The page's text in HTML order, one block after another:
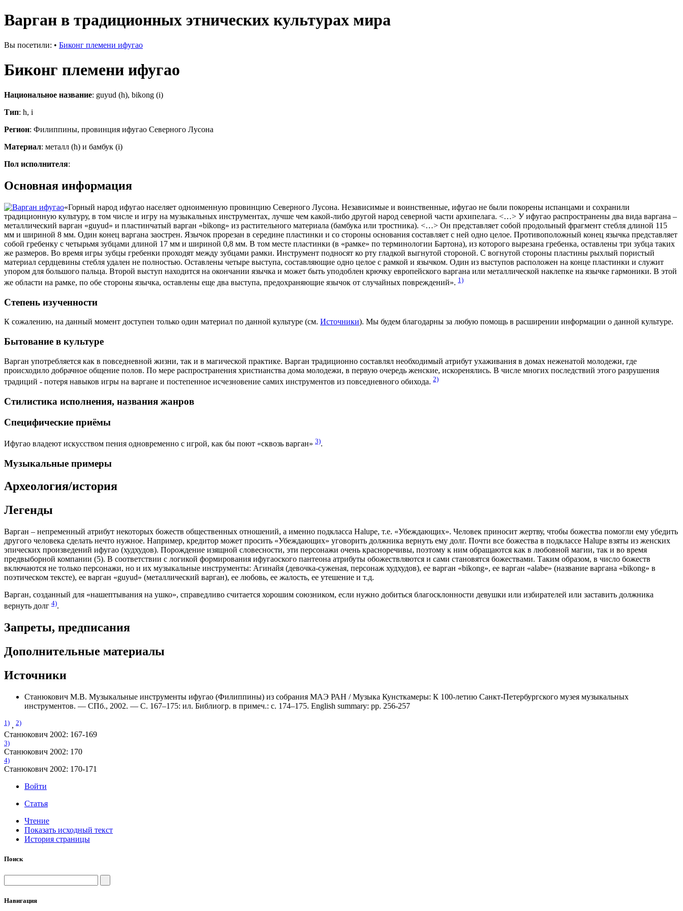
Варган в традиционных этнических культурах мира
Вы посетили: • Биконг племени ифугао
Биконг племени ифугао
Национальное название: guyud (h), bikong (i)
Тип: h, i
Регион: Филиппины, провинция ифугао Северного Лусона
Материал: металл (h) и бамбук (i)
Пол исполнителя:
Основная информация
«Горный народ ифугао населяет одноименную провинцию Северного Лусона. Независимые и воинственные, ифугао не были покорены испанцами и сохранили
традиционную культуру, в том числе и игру на музыкальных инструментах, лучше чем какой-либо другой народ северной части архипелага. <…> У ифугао распространены два вида варгана –
металлический варган «guyud» и пластинчатый варган «bikong» из растительного материала (бамбука или тростника). <…> Он представляет собой продольный фрагмент стебля длиной 115
мм и шириной 8 мм. Один конец варгана заострен. Язычок прорезан в середине пластинки и со стороны основания составляет с ней одно целое. Противоположный конец язычка представляет
собой гребенку с четырьмя зубцами длиной 17 мм и шириной 0,8 мм. В том месте пластинки (в «рамке» по терминологии Бартона), из которого вырезана гребенка, оставлены три зубца таких
же размеров. Во время игры зубцы гребенки проходят между зубцами рамки. Инструмент подносят ко рту гладкой выгнутой стороной. С вогнутой стороны пластины рыхлый пористый
материал сердцевины стебля удален не полностью. Оставлены четыре выступа, составляющие одно целое с рамкой и язычком. Один из выступов расположен на конце пластинки и служит
упором для большого пальца. Второй выступ находится на окончании язычка и может быть уподоблен крючку европейского варгана или металлической наклепке на язычке гармоники. В этой
же области на рамке, по обе стороны язычка, оставлены еще два выступа, предохраняющие язычок от случайных повреждений». 1)
Степень изученности
К сожалению, на данный момент доступен только один материал по данной культуре (см. Источники). Мы будем благодарны за любую помощь в расширении информации о данной культуре.
Бытование в культуре
Варган употребляется как в повседневной жизни, так и в магической практике. Варган традиционно составлял необходимый атрибут ухаживания в домах неженатой молодежи, где
происходило добрачное общение полов. По мере распространения христианства дома молодежи, в первую очередь женские, искоренялись. В числе многих последствий этого разрушения
традиций - потеря навыков игры на варгане и постепенное исчезновение самих инструментов из повседневного обихода. 2)
Стилистика исполнения, названия жанров
Специфические приёмы
Ифугао владеют искусством пения одновременно с игрой, как бы поют «сквозь варган» 3).
Музыкальные примеры
Археология/история
Легенды
Варган – непременный атрибут некоторых божеств общественных отношений, а именно подкласса Halupe, т.е. «Убеждающих». Человек приносит жертву, чтобы божества помогли ему убедить
другого человека сделать нечто нужное. Например, кредитор может просить «Убеждающих» уговорить должника вернуть ему долг. Почти все божества в подклассе Halupe взяты из женских
эпических произведений ифугао (худхудов). Порождение изящной словесности, эти персонажи очень красноречивы, поэтому к ним обращаются как в любовной магии, так и во время
предвыборной компании (5). В соответствии с логикой формирования ифугаоского пантеона атрибуты обожествляются и сами становятся божествами. Таким образом, в число божеств
включаются не только персонажи, но и их музыкальные инструменты: Агинайя (девочка-суженая, персонаж худхудов), ее варган «bikong», ее варган «alabe» (название варгана «bikong» в
поэтическом тексте), ее варган «guyud» (металлический варган), ее любовь, ее жалость, ее утешение и т.д.
Варган, созданный для «нашептывания на ушко», справедливо считается хорошим союзником, если нужно добиться благосклонности девушки или избирателей или заставить должника
вернуть долг 4).
Запреты, предписания
Дополнительные материалы
Источники
Станюкович М.В. Музыкальные инструменты ифугао (Филиппины) из собрания МАЭ РАН / Музыка Кунсткамеры: К 100-летию Санкт-Петербургского музея музыкальных
инструментов. — СПб., 2002. — С. 167–175: ил. Библиогр. в примеч.: с. 174–175. English summary: pp. 256-257
1) , 2)
Станюкович 2002: 167-169
3)
Станюкович 2002: 170
4)
Станюкович 2002: 170-171
Войти
Статья
Чтение
Показать исходный текст
История страницы
Поиск
Навигация